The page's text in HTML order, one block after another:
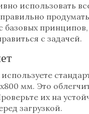
использовать
базовых
с задачей.
мм. Это
их на
загрузкой.